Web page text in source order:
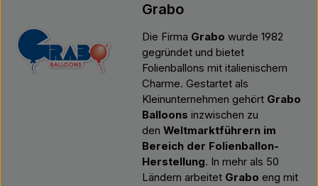
Grabo
Die Firma Grabo wurde 1982
gegründet und bietet
Folienballons mit italienischem
Charme. Gestartet als
Kleinunternehmen gehört Grabo
Balloons inzwischen zu
den Weltmarktführern im
Bereich der Folienballon-
Herstellung. In mehr als 50
Ländern arbeitet Grabo eng mit